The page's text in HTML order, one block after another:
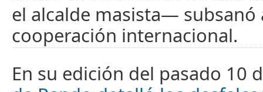
el alcalde masista— subsanó
cooperación internacional.
En su edición del pasado 10